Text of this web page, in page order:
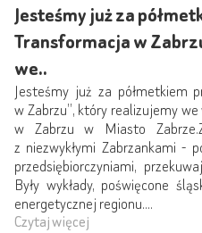
Jesteśmy już za
Transformacja w
we..
Jesteśmy już za półmetkiem
w Zabrzu”, który realizujemy we
w Zabrzu w Miasto
z niezwykłymi Zabrzankami -
przedsiębiorczyniami,
Były wykłady, poświęcone
energetycznej regionu....
Czytaj więcej